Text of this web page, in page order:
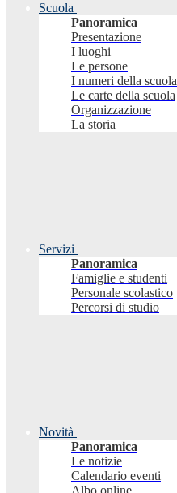
Scuola
Panoramica
Presentazione
I luoghi
Le persone
I numeri della scuola
Le carte della scuola
Organizzazione
La storia
Servizi
Panoramica
Famiglie e studenti
Personale scolastico
Percorsi di studio
Novità
Panoramica
Le notizie
Calendario eventi